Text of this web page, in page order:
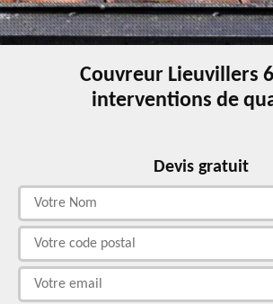
Couvreur Lieuvillers
interventions de
Devis gratuit